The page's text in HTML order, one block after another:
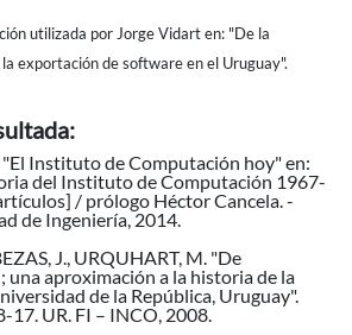
utilizada por Jorge Vidart en: "De la
exportación de software en el Uruguay".
"El Instituto de Computación hoy" en:
del Instituto de Computación 1967-
/ prólogo Héctor Cancela. -
de Ingeniería, 2014.
J., URQUHART, M. "De
una aproximación a la historia de la
de la República, Uruguay".
17. UR. FI – INCO, 2008.